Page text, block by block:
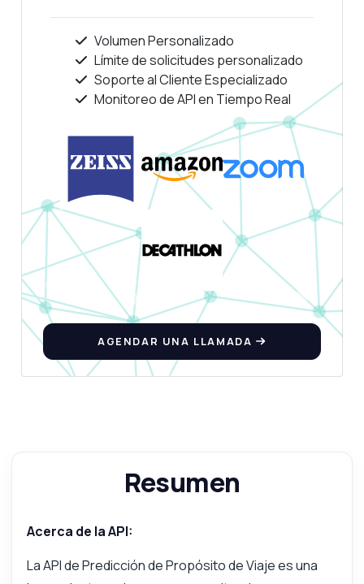
Volumen Personalizado
Límite de solicitudes personalizado
Soporte al Cliente Especializado
Monitoreo de API en Tiempo Real
AGENDAR UNA LLAMADA
Resumen
Acerca de la API:
La API de Predicción de Propósito de Viaje es una